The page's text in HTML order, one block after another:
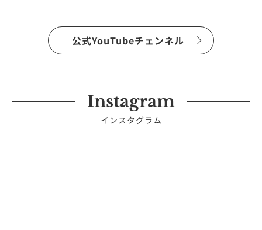
公式YouTubeチェンネル
Instagram
インスタグラム